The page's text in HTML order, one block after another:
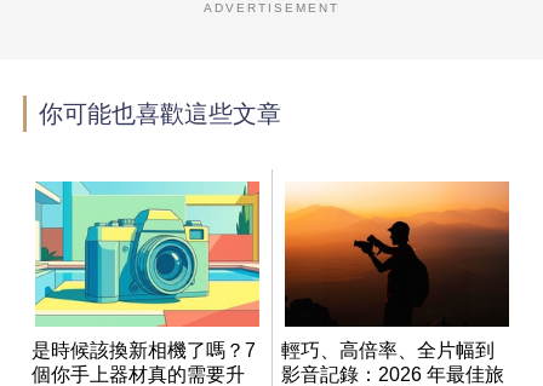
ADVERTISEMENT
你可能也喜歡這些文章
是時候該換新相機了嗎？7
個你手上器材真的需要升
輕巧、高倍率、全片幅到
影音記錄：2026 年最佳旅